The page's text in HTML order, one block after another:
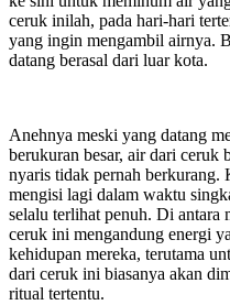
ceruk inilah, pada hari-hari
yang ingin mengambil airnya.
datang berasal dari luar kota.
Anehnya meski yang datang
berukuran besar, air dari ceruk
nyaris tidak pernah berkurang.
mengisi lagi dalam waktu
selalu terlihat penuh. Di antara
ceruk ini mengandung energi
kehidupan mereka, terutama
dari ceruk ini biasanya akan
ritual tertentu.